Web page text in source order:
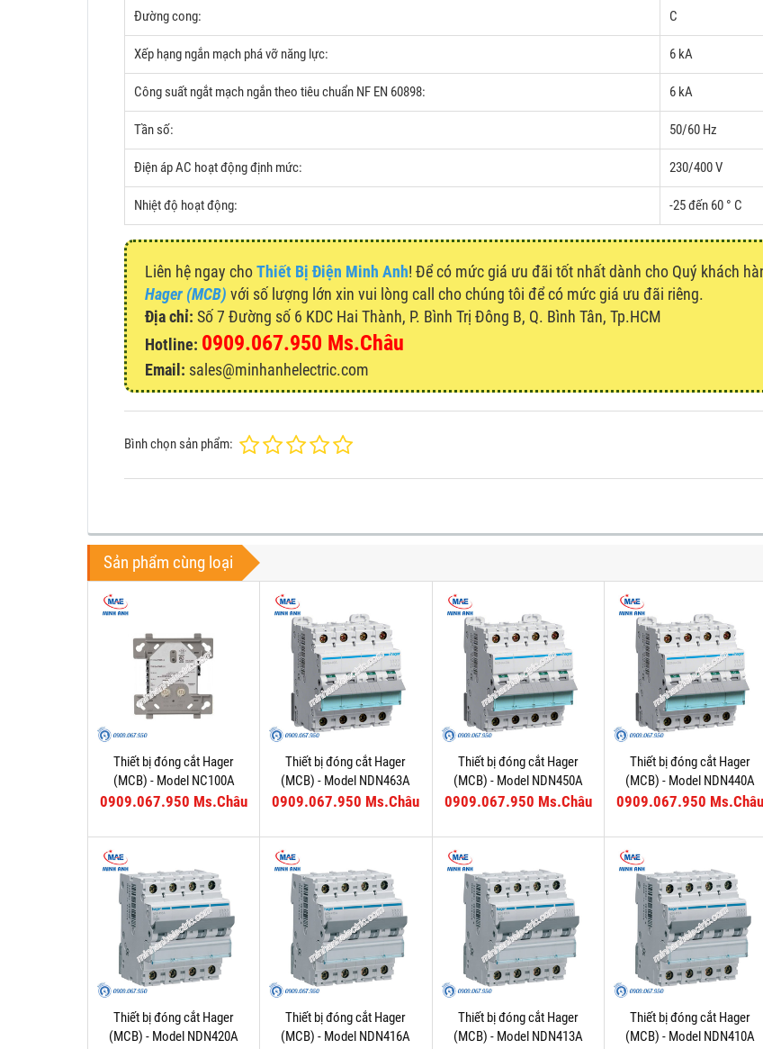
Đường cong: C
Xếp hạng ngắn mạch phá vỡ năng lực: 6 kA
Công suất ngắt mạch ngắn theo tiêu chuẩn NF EN 60898: 6 kA
Tần số: 50/60 Hz
Điện áp AC hoạt động định mức: 230/400 V
Nhiệt độ hoạt động: -25 đến 60 ° C
Liên hệ ngay choThiết Bị Điện Minh Anh! Để có mức giá ưu đãi tốt nhất dành cho Quý khách
Hager (MCB) với số lượng lớn xin vui lòng call cho chúng tôi để có mức giá ưu đãi riêng.
Địa chỉ: Số 7 Đường số 6 KDC Hai Thành, P. Bình Trị Đông B, Q. Bình Tân, Tp.HCM
Hotline: 0909.067.950 Ms.Châu
Email: sales@minhanhelectric.com
Bình chọn sản phẩm:
Sản phẩm cùng loại
Thiết bị đóng cắt Hager
(MCB) - Model NC100A
0909.067.950 Ms.Châu
Thiết bị đóng cắt Hager
(MCB) - Model NDN463A
0909.067.950 Ms.Châu
Thiết bị đóng cắt Hager
(MCB) - Model NDN450A
0909.067.950 Ms.Châu
Thiết bị đóng cắt Hager
(MCB) - Model NDN440A
0909.067.950 Ms.Châu
Thiết bị đóng cắt Hager
(MCB) - Model NDN420A
Thiết bị đóng cắt Hager
(MCB) - Model NDN416A
Thiết bị đóng cắt Hager
(MCB) - Model NDN413A
Thiết bị đóng cắt Hager
(MCB) - Model NDN410A